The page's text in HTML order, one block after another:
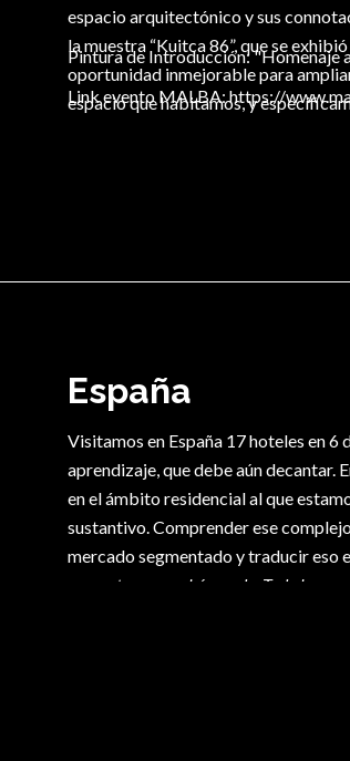
espacio arquitectónico y sus
la muestra “Kuitca 86”, que se
oportunidad inmejorable para
espacio que habitamos, y
Pintura de Introducción: "Homenaje
Link evento MALBA:https://
España
Visitamos en España 17 hoteles en
aprendizaje, que debe aún decantar.
en el ámbito residencial al que
sustantivo. Comprender ese
mercado segmentado y traducir eso
preguntar es una búsqueda. Todo